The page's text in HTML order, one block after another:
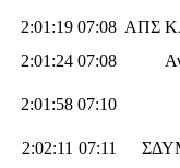
2:01:19 07:08 ΑΠΣ
2:01:24 07:08
2:01:58 07:10
2:02:11 07:11